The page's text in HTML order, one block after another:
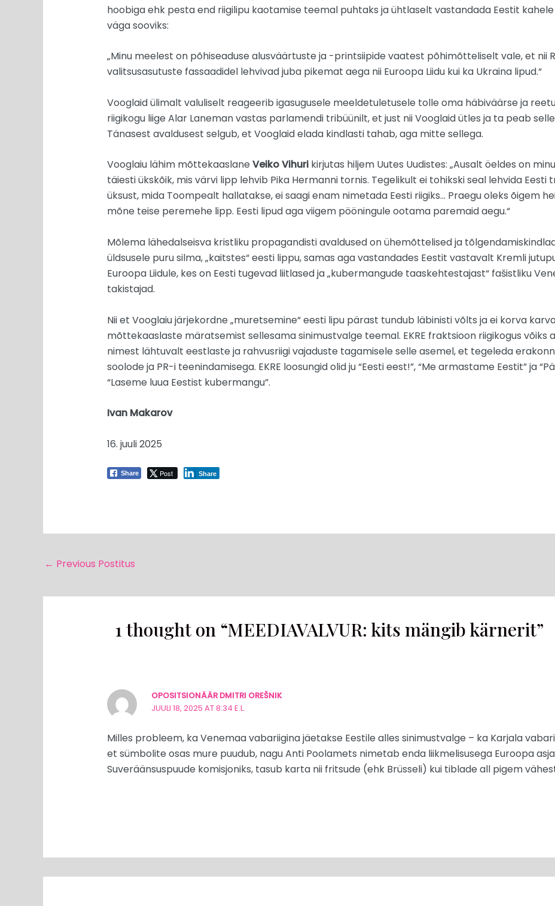
hoobiga ehk pesta end riigilipu kaotamise teemal puhtaks ja ühtlaselt vastandada Eestit
väga sooviks:
„Minu meelest on põhiseaduse alusväärtuste ja -printsiipide vaatest põhimõtteliselt vale, et nii
valitsusasutuste fassaadidel lehvivad juba pikemat aega nii Euroopa Liidu kui ka Ukraina lipud.“
Vooglaid ülimalt valuliselt reageerib igasugusele meeldetuletusele tolle oma häbiväärse ja
riigikogu liige Alar Laneman vastas parlamendi tribüünilt, et just nii Vooglaid ütles ja ta peab
Tänasest avaldusest selgub, et Vooglaid elada kindlasti tahab, aga mitte sellega.
Vooglaiu lähim mõttekaaslane Veiko Vihurikirjutas hiljem Uutes Uudistes: „Ausalt öeldes on
täiesti ükskõik, mis värvi lipp lehvib Pika Hermanni tornis. Tegelikult ei tohikski seal lehvida
üksust, mida Toompealt hallatakse, ei saagi enam nimetada Eesti riigiks… Praegu oleks õigem
mõne teise peremehe lipp. Eesti lipud aga viigem pööningule ootama paremaid aegu.“
Mõlema lähedalseisva kristliku propagandisti avaldused on ühemõttelised ja
üldsusele puru silma, „kaitstes“ eesti lippu, samas aga vastandades Eestit vastavalt Kremli
Euroopa Liidule, kes on Eesti tugevad liitlased ja „kubermangude taaskehtestajast“ fašistliku
takistajad.
Nii et Vooglaiu järjekordne „muretsemine“ eesti lipu pärast tundub läbinisti võlts ja ei korva
mõttekaaslaste märatsemist sellesama sinimustvalge teemal. EKRE fraktsioon riigikogus võiks
nimest lähtuvalt eestlaste ja rahvusriigi vajaduste tagamisele selle asemel, et tegeleda
soolode ja PR-i teenindamisega. EKRE loosungid olid ju “Eesti eest!”, “Me armastame Eestit” ja
“Laseme luua Eestist kubermangu”.
Ivan Makarov
16. juuli 2025
Share Post Share
← Previous Postitus
1 thought on “MEEDIAVALVUR: kits mängib kärnerit”
OPOSITSIONÄÄR DMITRI OREŠNIK
JUULI 18, 2025 AT 8:34 E.L.
Milles probleem, ka Venemaa vabariigina jäetakse Eestile alles sinimustvalge – ka Karjala
et sümbolite osas mure puudub, nagu Anti Poolamets nimetab enda liikmelisusega Euroopa
Suveräänsuspuude komisjoniks, tasub karta nii fritsude (ehk Brüsseli) kui tiblade all pigem